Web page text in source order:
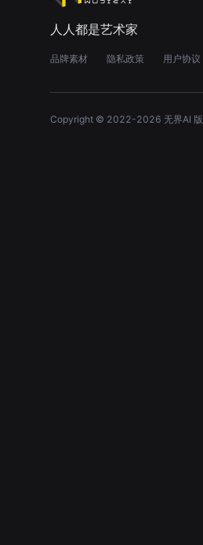
人人都是艺术家
品牌素材 隐私政策 用户协议
Copyright © 2022-2026 无界AI